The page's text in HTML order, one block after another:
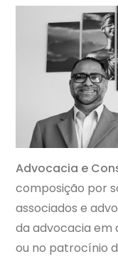
Advocacia e
composição por
associados e
da advocacia em
ou no patrocínio